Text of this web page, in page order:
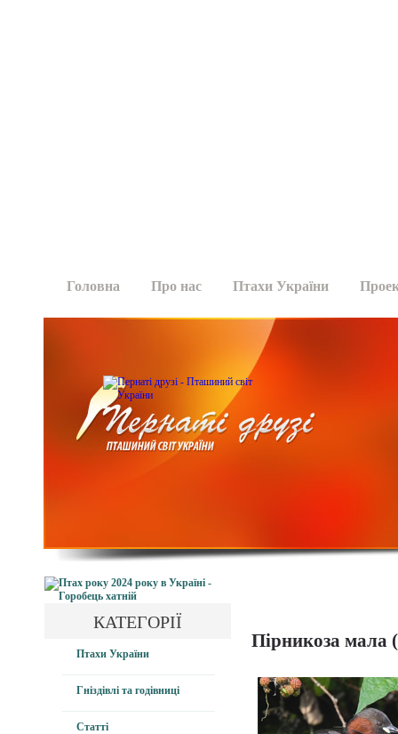
Головна Про нас Птахи України
КАТЕГОРІЇ
Птахи України
Гніздівлі та годівниці
Статті
Пірникоза мала